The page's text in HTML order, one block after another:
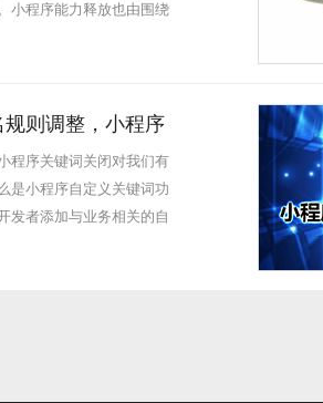
小程序能力释放也由围绕
则调整，小程序
程序关键词关闭对我们有
是小程序自定义关键词功
发者添加与业务相关的自